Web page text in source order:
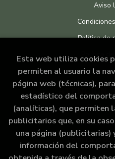
Aviso
Política de
Política
ATENCIÓN
Quiénes
Pedidos
Formulario
Esta web utiliza cookies
permiten al usuario la
página web (técnicas),
estadístico del
(analíticas), que permiten
publicitarios que, en su
una página (publicitarias)
información del